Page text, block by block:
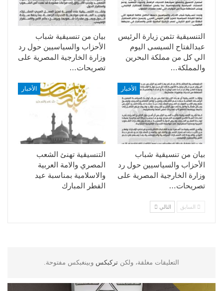
بيان من تنسيقية شباب
الأحزاب والسياسيين حول رد
وزارة الخارجية المصرية على
تصريحات…
التنسيقية تثمن زيارة الرئيس
عبدالفتاح السيسى اليوم
الي كل من مملكة البحرين
والمملكة…
الأخبار
التنسيقية تهنئ الشعب
المصري والامة العربية
والاسلامية بمناسبة عيد
الفطر المبارك
الأخبار
بيان من تنسيقية شباب
الأحزاب والسياسيين حول رد
وزارة الخارجية المصرية على
تصريحات…
السابق التالي
التعليقات مغلقة، ولكن تركبكس وبينغبكس مفتوحة.